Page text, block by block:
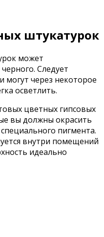
штукатурок
может
Следует
могут через некоторое
осветлить.
цветных гипсовых
вы должны окрасить
пигмента.
внутри помещений
идеально